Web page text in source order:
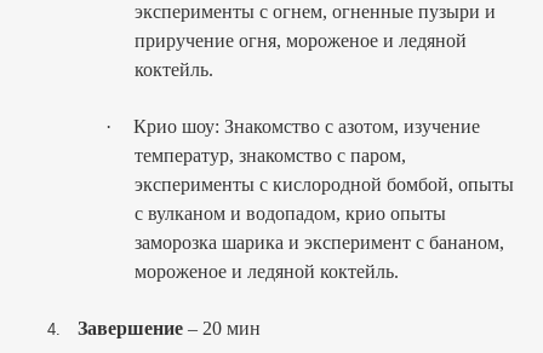
эксперименты с огнем, огненные пузыри и
приручение огня, мороженое и ледяной
коктейль.
·
Крио шоу: Знакомство с азотом, изучение
температур, знакомство с паром,
эксперименты с кислородной бомбой, опыты
с вулканом и водопадом, крио опыты
заморозка шарика и эксперимент с бананом,
мороженое и ледяной коктейль.
4. Завершение – 20 мин